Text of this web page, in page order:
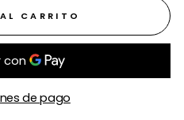
CARRITO
de pago